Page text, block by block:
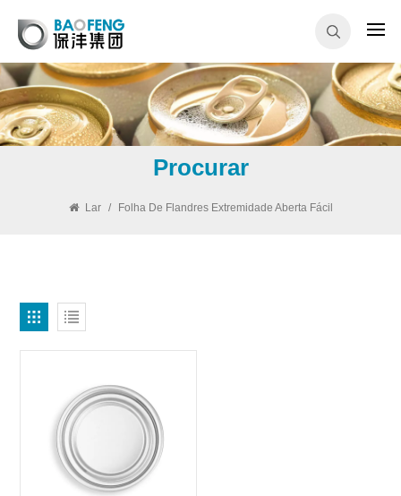
Procurar
Lar / Folha De Flandres Extremidade Aberta Fácil